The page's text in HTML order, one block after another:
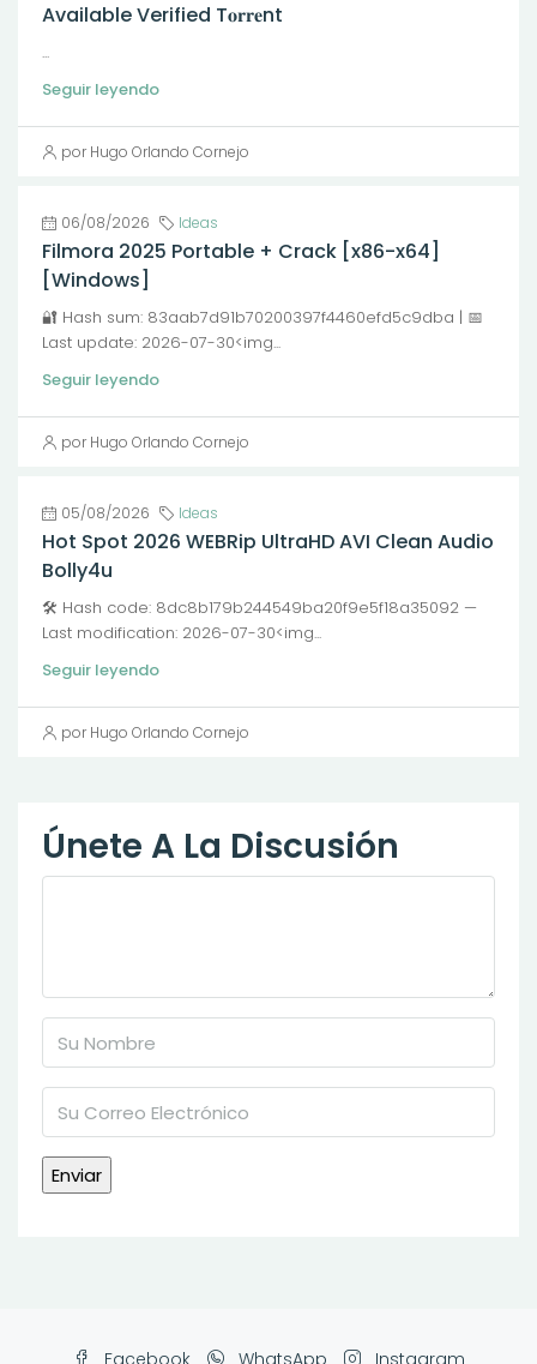
Available Verified T𝐨𝐫𝐫𝐞nt
...
Seguir leyendo
por Hugo Orlando Cornejo
06/08/2026 Ideas
Filmora 2025 Portable + Crack [x86-x64]
[Windows]
🔐 Hash sum: 83aab7d91b70200397f4460efd5c9dba | 📅
Last update: 2026-07-30<img...
Seguir leyendo
por Hugo Orlando Cornejo
05/08/2026 Ideas
Hot Spot 2026 WEBRip UltraHD AVI Clean Audio
Bolly4u
🛠 Hash code: 8dc8b179b244549ba20f9e5f18a35092 —
Last modification: 2026-07-30<img...
Seguir leyendo
por Hugo Orlando Cornejo
Únete A La Discusión
Facebook WhatsApp Instagram